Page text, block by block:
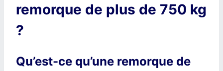
remorque de plus de 750 kg
?
Qu’est-ce qu’une remorque de